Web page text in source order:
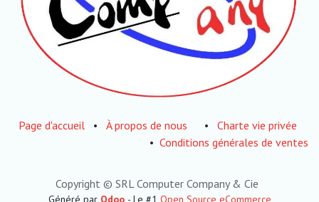
Page d'accueil • À propos de nous •
Charte vie privée
• Conditions générales de ventes
Copyright © SRL Computer Company & Cie
Généré par Odoo - Le #1 Open Source eCommerce